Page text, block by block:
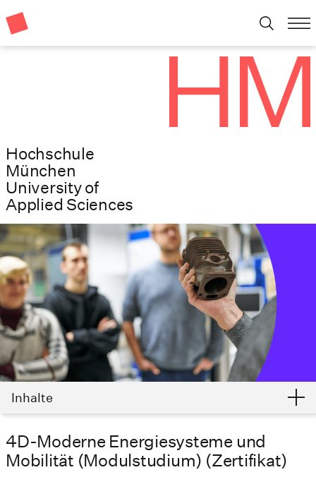
Hochschule
München
University of
Applied Sciences
Inhalte
4D-Moderne Energiesysteme und
Mobilität (Modulstudium) (Zertifikat)